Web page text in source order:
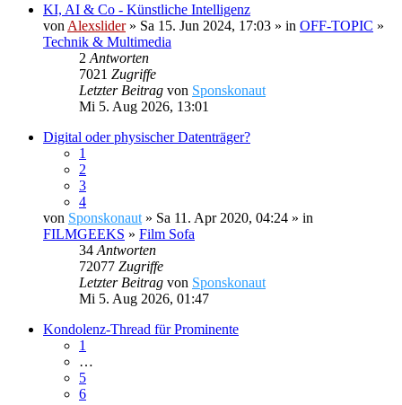
KI, AI & Co - Künstliche Intelligenz
von Alexslider» Sa 15. Jun 2024, 17:03 » in OFF-TOPIC »
Technik & Multimedia
2 Antworten
7021 Zugriffe
Letzter Beitrag von Sponskonaut
Mi 5. Aug 2026, 13:01
Digital oder physischer Datenträger?
1
2
3
4
von Sponskonaut » Sa 11. Apr 2020, 04:24 » in
FILMGEEKS » Film Sofa
34 Antworten
72077 Zugriffe
Letzter Beitrag von Sponskonaut
Mi 5. Aug 2026, 01:47
Kondolenz-Thread für Prominente
1
…
5
6